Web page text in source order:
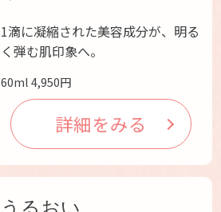
1滴に凝縮された美容成分が、明る
く弾む肌印象へ。
60ml 4,950円
詳細をみる